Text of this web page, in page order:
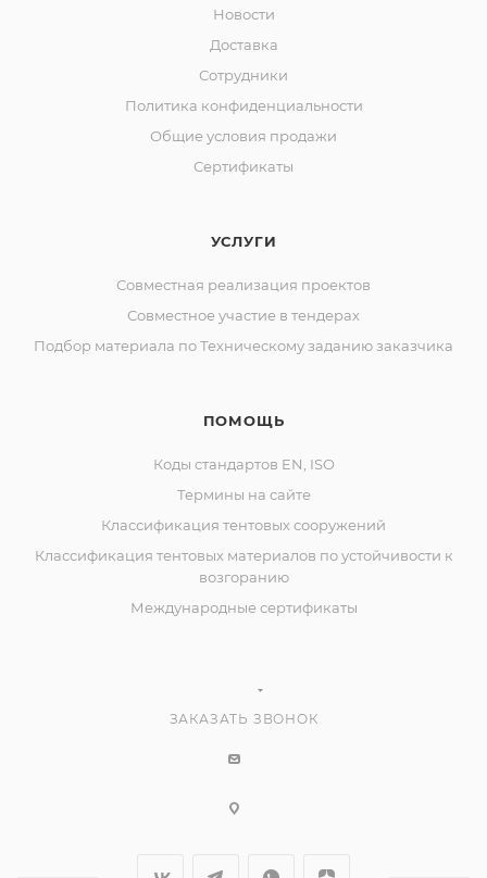
Новости
Доставка
Сотрудники
Политика конфиденциальности
Общие условия продажи
Сертификаты
УСЛУГИ
Совместная реализация проектов
Совместное участие в тендерах
Подбор материала по Техническому заданию заказчика
ПОМОЩЬ
Коды стандартов EN, ISO
Термины на сайте
Классификация тентовых сооружений
Классификация тентовых материалов по устойчивости к
возгоранию
Международные сертификаты
ЗАКАЗАТЬ ЗВОНОК